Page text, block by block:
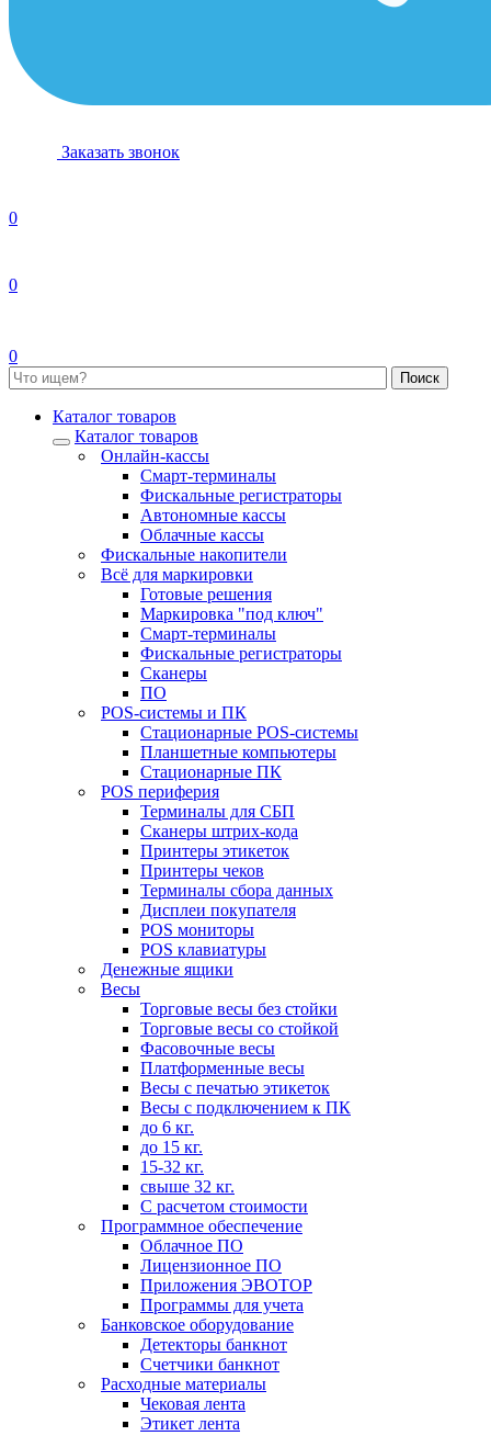
Заказать звонок
0
0
0
Каталог товаров
Каталог товаров
Онлайн-кассы
Смарт-терминалы
Фискальные регистраторы
Автономные кассы
Облачные кассы
Фискальные накопители
Всё для маркировки
Готовые решения
Маркировка "под ключ"
Смарт-терминалы
Фискальные регистраторы
Сканеры
ПО
POS-системы и ПК
Стационарные POS-системы
Планшетные компьютеры
Стационарные ПК
POS периферия
Терминалы для СБП
Сканеры штрих-кода
Принтеры этикеток
Принтеры чеков
Терминалы сбора данных
Дисплеи покупателя
POS мониторы
POS клавиатуры
Денежные ящики
Весы
Торговые весы без стойки
Торговые весы со стойкой
Фасовочные весы
Платформенные весы
Весы с печатью этикеток
Весы с подключением к ПК
до 6 кг.
до 15 кг.
15-32 кг.
свыше 32 кг.
С расчетом стоимости
Программное обеспечение
Облачное ПО
Лицензионное ПО
Приложения ЭВОТОР
Программы для учета
Банковское оборудование
Детекторы банкнот
Счетчики банкнот
Расходные материалы
Чековая лента
Этикет лента